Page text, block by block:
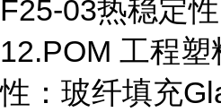
F25-03热稳定
12.POM 工程
性：玻纤填充